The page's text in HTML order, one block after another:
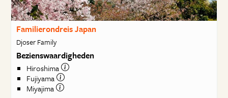
Familierondreis Japan
Djoser Family
Bezienswaardigheden
Hiroshima
Fujiyama
Miyajima